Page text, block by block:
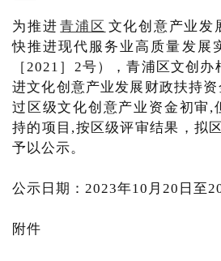
为推进 青浦区 文化创意产业发
快推进现代服务业高质量发展
［2021］2号），青浦区文创
进文化创意产业发展财政扶持
过区级文化创意产业资金初审,
持的项目,按区级评审结果，拟
予以公示。
公示日期：2023年10月20日至
附件